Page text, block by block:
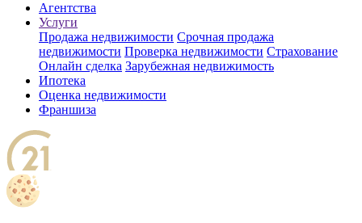
Агентства
Услуги
Продажа недвижимости Срочная продажа
недвижимости Проверка недвижимости Страхование
Онлайн сделка Зарубежная недвижимость
Ипотека
Оценка недвижимости
Франшиза